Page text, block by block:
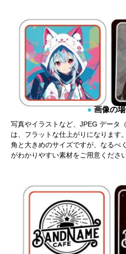
画像の
写真やイラストなど、JPEG データ
は、フラットな仕上がりになります
角と大きめのサイズですが、なるべ
がわかりやすい素材をご用意ください